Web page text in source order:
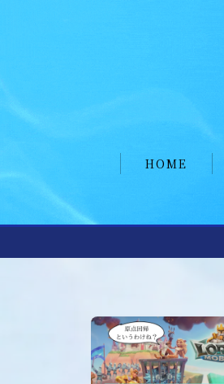
HOME
HOME
KXR公式ページ
KXR日記
メンバー募集
加入者レポート